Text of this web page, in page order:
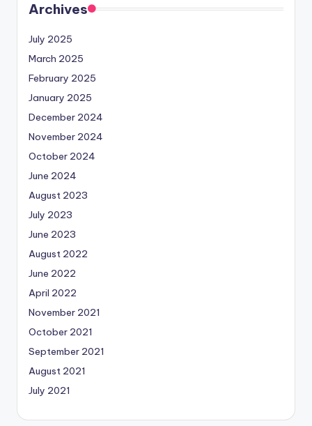
Archives
July 2025
March 2025
February 2025
January 2025
December 2024
November 2024
October 2024
June 2024
August 2023
July 2023
June 2023
August 2022
June 2022
April 2022
November 2021
October 2021
September 2021
August 2021
July 2021